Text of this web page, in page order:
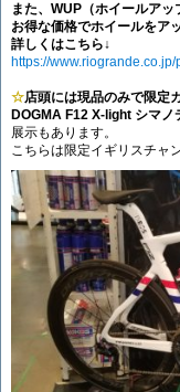
また、WUP（ホイールア
お得な価格でホイールをア
詳しくはこちら↓
https://
☆店頭には現品のみで限定
DOGMA F12 X-light シマノ
展示もあります。
こちらは限定イギリスチャ